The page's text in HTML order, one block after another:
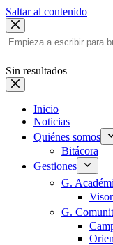
Saltar al contenido
Sin resultados
Inicio
Noticias
Quiénes somos
Bitácora
Gestiones
G.
G.